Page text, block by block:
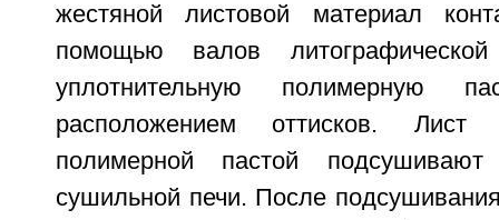
жестяной листовой материал
помощью валов
уплотнительную полимерную
расположением оттисков. Лист
полимерной пастой подсушивают
сушильной печи. После